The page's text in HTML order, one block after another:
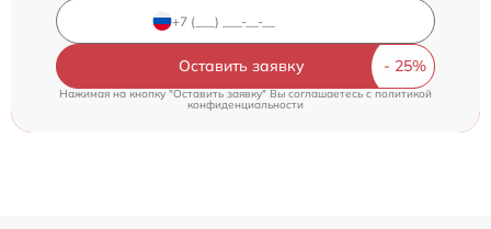
Оставить заявку
Нажимая на кнопку "Оставить заявку" Вы соглашаетесь c политикой
конфиденциальности